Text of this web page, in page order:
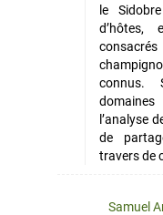
le
d’hôtes,
connus.
l’analyse
de
travers de
Samuel